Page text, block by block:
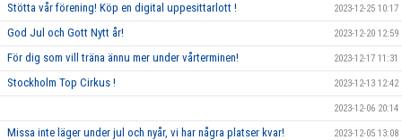
Stötta vår förening! Köp en digital uppesittarlott ! 2023-12-25 10:17
God Jul och Gott Nytt år! 2023-12-20 12:59
För dig som vill träna ännu mer under vårterminen! 2023-12-17 11:31
Stockholm Top Cirkus ! 2023-12-13 12:42
2023-12-06 20:14
Missa inte läger under jul och nyår, vi har några platser kvar! 2023-12-05 13:08